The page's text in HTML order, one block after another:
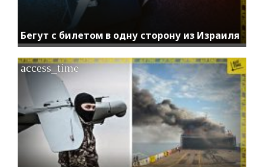
Бегут с билетом в одну сторону из Израиля
access_time